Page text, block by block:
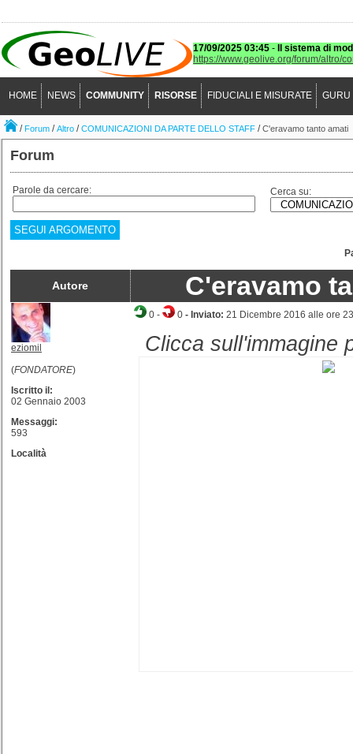
17/09/2025 03:45 -
Il sistema di
https://www.geolive.org/forum/altro/
HOME NEWS COMMUNITY RISORSE FIDUCIALI E MISURATE GURU
/Forum /Altro /COMUNICAZIONI DA PARTE DELLO STAFF /C'eravamo tanto amati
Forum
Parole da cercare: Cerca su:
SEGUI ARGOMENTO
Autore C'eravamo
eziomil
(FONDATORE)
Iscritto il:
02 Gennaio 2003
Messaggi:
593
Località
0 - 0 - Inviato: 21 Dicembre 2016 alle ore
Clicca sull'immagine